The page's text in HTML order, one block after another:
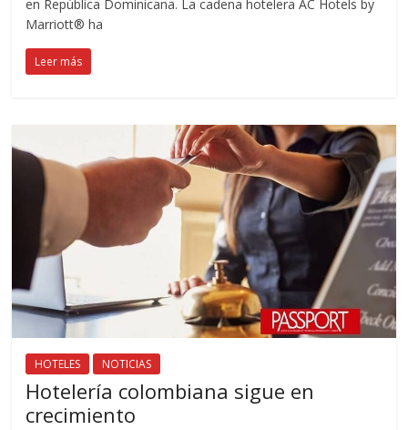
en República Dominicana. La cadena hotelera AC Hotels by
Marriott® ha
Leer más
HOTELES NOTICIAS
Hotelería colombiana sigue en
crecimiento